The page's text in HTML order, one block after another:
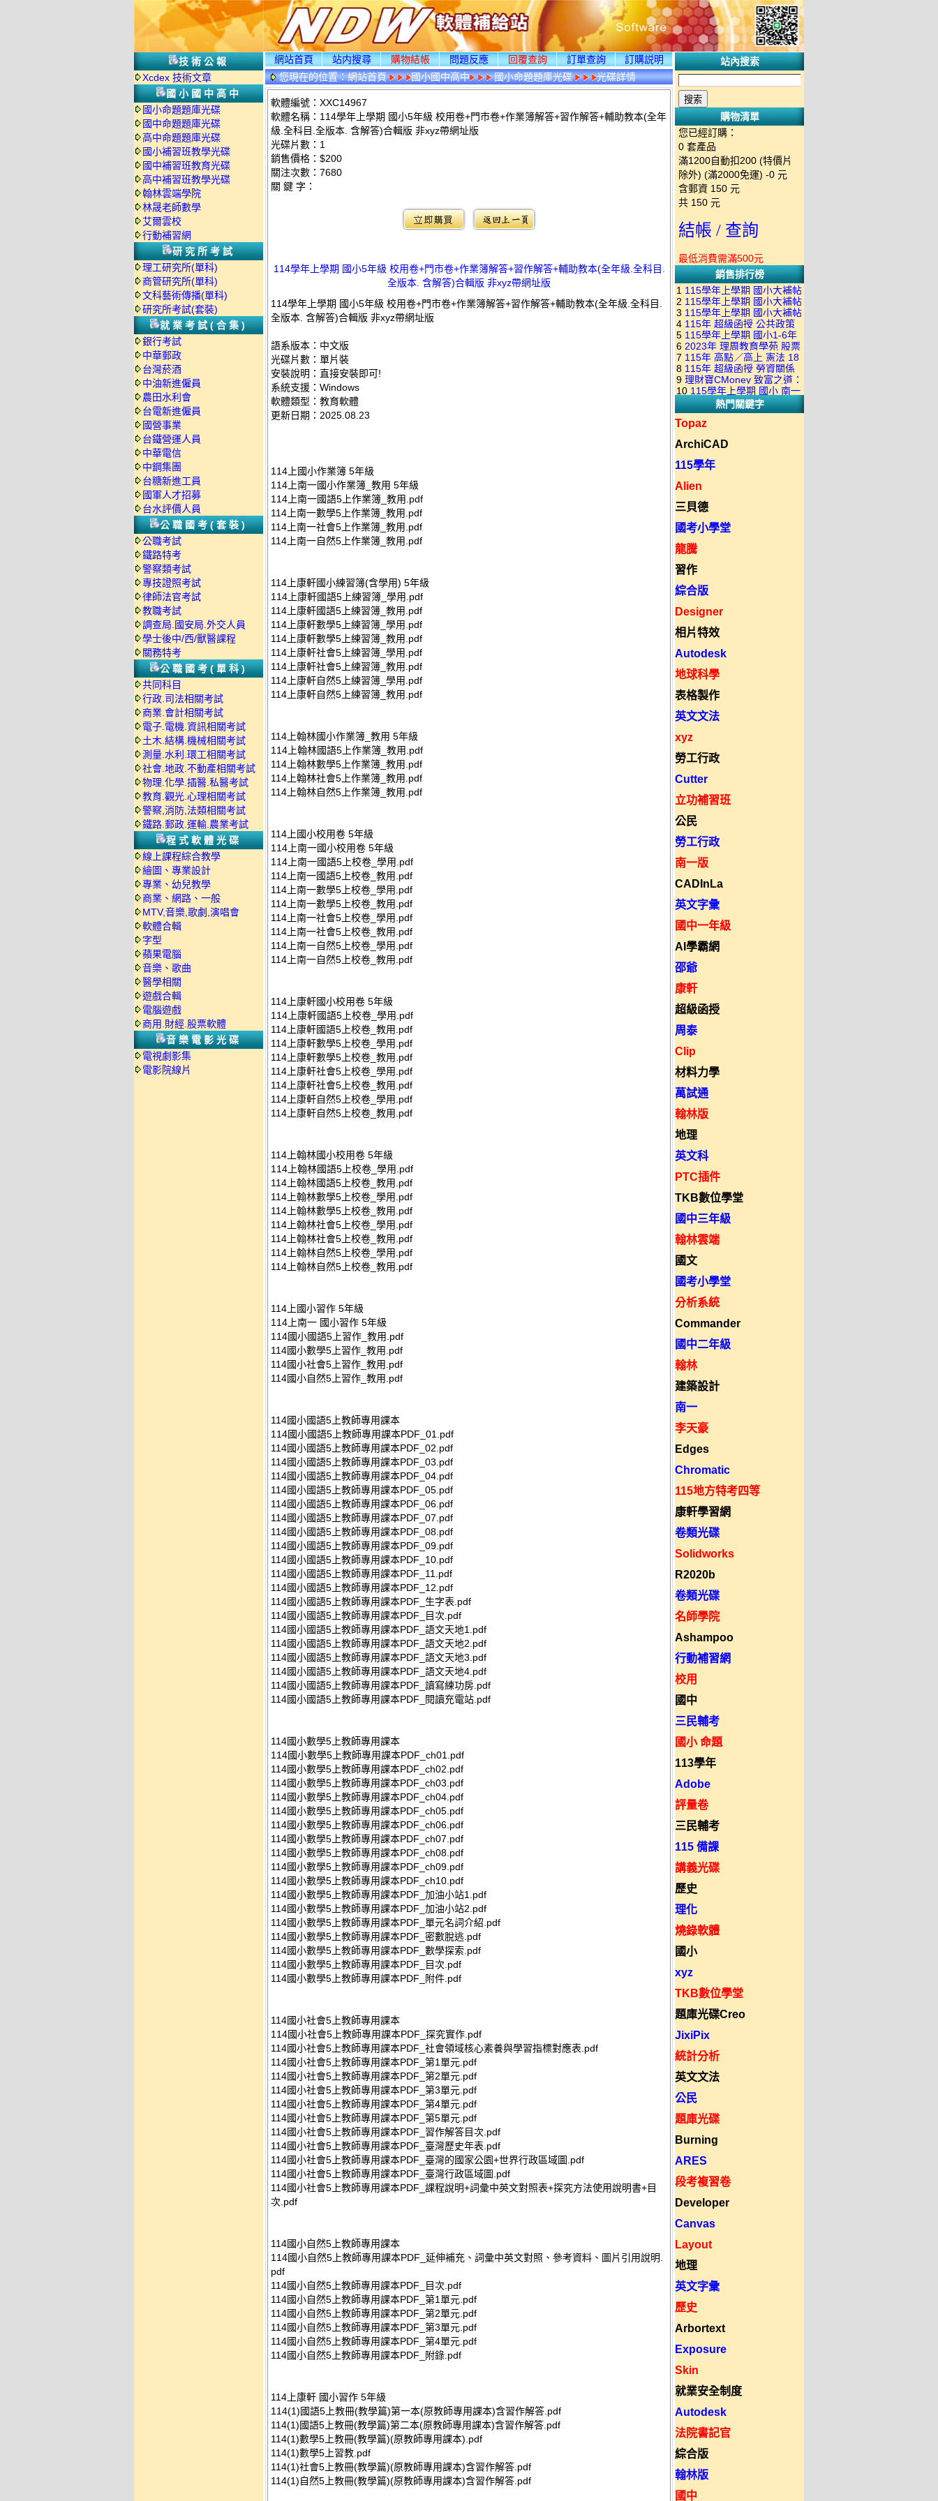
技術公報
Xcdex 技術文章
國小國中高中
國小命題題庫光碟
國中命題題庫光碟
高中命題題庫光碟
國小補習班教學光碟
國中補習班教育光碟
高中補習班教學光碟
翰林雲端學院
林晟老師數學
艾爾雲校
行動補習網
研究所考試
理工研究所(單科)
商管研究所(單科)
文科藝術傳播(單科)
研究所考試(套裝)
就業考試(合集)
銀行考試
中華郵政
台灣菸酒
中油新進僱員
農田水利會
台電新進僱員
國營事業
台鐵營運人員
中華電信
中鋼集團
台糖新進工員
國軍人才招募
台水評價人員
公職國考(套裝)
公職考試
鐵路特考
警察類考試
專技證照考試
律師法官考試
教職考試
調查局.國安局.外交人員
學士後中/西/獸醫課程
關務特考
公職國考(單科)
共同科目
行政.司法相關考試
商業.會計相關考試
電子.電機.資訊相關考試
土木.結構.機械相關考試
測量.水利.環工相關考試
社會.地政.不動產相關考試
物理.化學.插醫.私醫考試
教育.觀光.心理相關考試
警察,消防,法類相關考試
鐵路.郵政.運輸.農業考試
程式軟體光碟
線上課程綜合教學
繪圖、專業設計
專業、幼兒教學
商業、網路、一般
MTV,音樂,歌劇,演唱會
軟體合輯
字型
蘋果電腦
音樂、歌曲
醫學相關
遊戲合輯
電腦遊戲
商用.財經.股票軟體
音樂電影光碟
電視劇影集
電影院線片
網站首頁 站内搜尋 購物結帳 問題反應 回覆查詢 訂單查詢
訂購説明
您現在的位置：網站首頁 國小國中高中 國小命題題庫光碟 光碟詳情
軟體編號：XXC14967
軟體名稱：114學年上學期 國小5年級 校用卷+門市卷+作業簿解答+習作解答+輔助教本(全年
級.全科目.全版本. 含解答)合輯版 非xyz帶網址版
光碟片數：1
銷售價格：$200
關注次數： 7680
關 鍵 字：
114學年上學期 國小5年級 校用卷+門市卷+作業簿解答+習作解答+輔助教本(全年級.全科目.
全版本. 含解答)合輯版 非xyz帶網址版
114學年上學期 國小5年級 校用卷+門市卷+作業簿解答+習作解答+輔助教本(全年級.全科目.
全版本. 含解答)合輯版 非xyz帶網址版
語系版本：中文版
光碟片數：單片裝
安裝說明：直接安裝即可!
系統支援：Windows
軟體類型：教育軟體
更新日期：2025.08.23
114上國小作業簿 5年級
114上南一國小作業簿_教用 5年級
114上南一國語5上作業簿_教用.pdf
114上南一數學5上作業簿_教用.pdf
114上南一社會5上作業簿_教用.pdf
114上南一自然5上作業簿_教用.pdf
114上康軒國小練習簿(含學用) 5年級
114上康軒國語5上練習簿_學用.pdf
114上康軒國語5上練習簿_教用.pdf
114上康軒數學5上練習簿_學用.pdf
114上康軒數學5上練習簿_教用.pdf
114上康軒社會5上練習簿_學用.pdf
114上康軒社會5上練習簿_教用.pdf
114上康軒自然5上練習簿_學用.pdf
114上康軒自然5上練習簿_教用.pdf
114上翰林國小作業簿_教用 5年級
114上翰林國語5上作業簿_教用.pdf
114上翰林數學5上作業簿_教用.pdf
114上翰林社會5上作業簿_教用.pdf
114上翰林自然5上作業簿_教用.pdf
114上國小校用卷 5年級
114上南一國小校用卷 5年級
114上南一國語5上校卷_學用.pdf
114上南一國語5上校卷_教用.pdf
114上南一數學5上校卷_學用.pdf
114上南一數學5上校卷_教用.pdf
114上南一社會5上校卷_學用.pdf
114上南一社會5上校卷_教用.pdf
114上南一自然5上校卷_學用.pdf
114上南一自然5上校卷_教用.pdf
114上康軒國小校用卷 5年級
114上康軒國語5上校卷_學用.pdf
114上康軒國語5上校卷_教用.pdf
114上康軒數學5上校卷_學用.pdf
114上康軒數學5上校卷_教用.pdf
114上康軒社會5上校卷_學用.pdf
114上康軒社會5上校卷_教用.pdf
114上康軒自然5上校卷_學用.pdf
114上康軒自然5上校卷_教用.pdf
114上翰林國小校用卷 5年級
114上翰林國語5上校卷_學用.pdf
114上翰林國語5上校卷_教用.pdf
114上翰林數學5上校卷_學用.pdf
114上翰林數學5上校卷_教用.pdf
114上翰林社會5上校卷_學用.pdf
114上翰林社會5上校卷_教用.pdf
114上翰林自然5上校卷_學用.pdf
114上翰林自然5上校卷_教用.pdf
114上國小習作 5年級
114上南一 國小習作 5年級
114國小國語5上習作_教用.pdf
114國小數學5上習作_教用.pdf
114國小社會5上習作_教用.pdf
114國小自然5上習作_教用.pdf
114國小國語5上教師專用課本
114國小國語5上教師專用課本PDF_01.pdf
114國小國語5上教師專用課本PDF_02.pdf
114國小國語5上教師專用課本PDF_03.pdf
114國小國語5上教師專用課本PDF_04.pdf
114國小國語5上教師專用課本PDF_05.pdf
114國小國語5上教師專用課本PDF_06.pdf
114國小國語5上教師專用課本PDF_07.pdf
114國小國語5上教師專用課本PDF_08.pdf
114國小國語5上教師專用課本PDF_09.pdf
114國小國語5上教師專用課本PDF_10.pdf
114國小國語5上教師專用課本PDF_11.pdf
114國小國語5上教師專用課本PDF_12.pdf
114國小國語5上教師專用課本PDF_生字表.pdf
114國小國語5上教師專用課本PDF_目次.pdf
114國小國語5上教師專用課本PDF_語文天地1.pdf
114國小國語5上教師專用課本PDF_語文天地2.pdf
114國小國語5上教師專用課本PDF_語文天地3.pdf
114國小國語5上教師專用課本PDF_語文天地4.pdf
114國小國語5上教師專用課本PDF_讀寫練功房.pdf
114國小國語5上教師專用課本PDF_閱讀充電站.pdf
114國小數學5上教師專用課本
114國小數學5上教師專用課本PDF_ch01.pdf
114國小數學5上教師專用課本PDF_ch02.pdf
114國小數學5上教師專用課本PDF_ch03.pdf
114國小數學5上教師專用課本PDF_ch04.pdf
114國小數學5上教師專用課本PDF_ch05.pdf
114國小數學5上教師專用課本PDF_ch06.pdf
114國小數學5上教師專用課本PDF_ch07.pdf
114國小數學5上教師專用課本PDF_ch08.pdf
114國小數學5上教師專用課本PDF_ch09.pdf
114國小數學5上教師專用課本PDF_ch10.pdf
114國小數學5上教師專用課本PDF_加油小站1.pdf
114國小數學5上教師專用課本PDF_加油小站2.pdf
114國小數學5上教師專用課本PDF_單元名詞介紹.pdf
114國小數學5上教師專用課本PDF_密數脫逃.pdf
114國小數學5上教師專用課本PDF_數學探索.pdf
114國小數學5上教師專用課本PDF_目次.pdf
114國小數學5上教師專用課本PDF_附件.pdf
114國小社會5上教師專用課本
114國小社會5上教師專用課本PDF_探究實作.pdf
114國小社會5上教師專用課本PDF_社會領域核心素養與學習指標對應表.pdf
114國小社會5上教師專用課本PDF_第1單元.pdf
114國小社會5上教師專用課本PDF_第2單元.pdf
114國小社會5上教師專用課本PDF_第3單元.pdf
114國小社會5上教師專用課本PDF_第4單元.pdf
114國小社會5上教師專用課本PDF_第5單元.pdf
114國小社會5上教師專用課本PDF_習作解答目次.pdf
114國小社會5上教師專用課本PDF_臺灣歷史年表.pdf
114國小社會5上教師專用課本PDF_臺灣的國家公園+世界行政區域圖.pdf
114國小社會5上教師專用課本PDF_臺灣行政區域圖.pdf
114國小社會5上教師專用課本PDF_課程說明+詞彙中英文對照表+探究方法使用說明書+目
次.pdf
114國小自然5上教師專用課本
114國小自然5上教師專用課本PDF_延伸補充、詞彙中英文對照、參考資料、圖片引用說明.
pdf
114國小自然5上教師專用課本PDF_目次.pdf
114國小自然5上教師專用課本PDF_第1單元.pdf
114國小自然5上教師專用課本PDF_第2單元.pdf
114國小自然5上教師專用課本PDF_第3單元.pdf
114國小自然5上教師專用課本PDF_第4單元.pdf
114國小自然5上教師專用課本PDF_附錄.pdf
114上康軒 國小習作 5年級
114(1)國語5上教冊(教學篇)第一本(原教師專用課本)含習作解答.pdf
114(1)國語5上教冊(教學篇)第二本(原教師專用課本)含習作解答.pdf
114(1)數學5上教冊(教學篇)(原教師專用課本).pdf
114(1)數學5上習教.pdf
114(1)社會5上教冊(教學篇)(原教師專用課本)含習作解答.pdf
114(1)自然5上教冊(教學篇)(原教師專用課本)含習作解答.pdf
站內搜索
購物清單
您已經訂購：
0 套產品
滿1200自動扣200 (特價片
除外) (滿2000免運) -0 元
含郵資 150 元
共 150 元
結帳 / 查詢
最低消費需滿500元
銷售排行榜
1 115學年上學期 國小大補帖
南一版 國語+數學+社會+生活
+自然 1-6年級 教學光碟DVD
版(3DVD)
2 115學年上學期 國小大補帖
康軒版 國語+數學+社會+生活
+自然 1-6年級 教學光碟DVD
版(3DVD)
3 115學年上學期 國小大補帖
翰林版 國語+數學+社會+生活
+自然 1-6年級 教學光碟DVD
版(3DVD)
4 115年 超級函授 公共政策
22堂課+總複習 張楚老師 含
PDF講義 函授DVD(9DVD)
5 115學年上學期 國小1-6年
級 習作解答(含康軒.南一.翰林
全版本.全科目)合輯版 DVD版
6 2023年 理周教育學苑 股票
當沖煉金術 主講：朱家泓 國
語發音 DVD版
7 115年 高點／高上 憲法 18
堂課 宗台大老師 含PDF講義
函授DVD(8DVD)【適用於律
師司法考試】
8 115年 超級函授 勞資關係
概要 11堂課+總複習 陸川老
師 含PDF講義 函授
DVD(5DVD)
9 理財寶CMoney 致富之道：
上班族飆股攻略班 主講：朱
家泓+林穎 國語發音 DVD版
10 115學年上學期 國小 南一
版 教師手冊(全年級、全領域)
教學光碟DVD版
熱門關鍵字
Topaz
ArchiCAD
115學年
Alien
三貝德
國考小學堂
龍騰
習作
綜合版
Designer
相片特效
Autodesk
地球科學
表格製作
英文文法
xyz
勞工行政
Cutter
立功補習班
公民
勞工行政
南一版
CADInLa
英文字彙
國中一年級
AI學霸網
邵爺
康軒
超級函授
周泰
Clip
材料力學
萬試通
翰林版
地理
英文科
PTC插件
TKB數位學堂
國中三年級
翰林雲端
國文
國考小學堂
分析系統
Commander
國中二年級
翰林
建築設計
南一
李天豪
Edges
Chromatic
115地方特考四等
康軒學習網
卷類光碟
Solidworks
R2020b
卷類光碟
名師學院
Ashampoo
行動補習網
校用
國中
三民輔考
國小 命題
113學年
Adobe
評量卷
三民輔考
115 備課
講義光碟
歷史
理化
燒錄軟體
國小
xyz
TKB數位學堂
題庫光碟Creo
JixiPix
統計分析
英文文法
公民
題庫光碟
Burning
ARES
段考複習卷
Developer
Canvas
Layout
地理
英文字彙
歷史
Arbortext
Exposure
Skin
就業安全制度
Autodesk
法院書記官
綜合版
翰林版
國中